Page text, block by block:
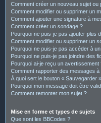
Comment créer un nouveau sujet ou
Comment modifier ou supprimer un
Comment ajouter une signature à
Comment créer un sondage ?
Pourquoi ne puis-je pas ajouter plus
Comment modifier ou supprimer un
Pourquoi ne puis-je pas accéder à
Pourquoi ne puis-je pas joindre des
Pourquoi ai-je reçu un avertissement
Comment rapporter des messages à
À quoi sert le bouton « Sauvegarder
Pourquoi mon message doit être
Comment remonter mon sujet ?
Mise en forme et types de sujets
Que sont les BBCodes ?